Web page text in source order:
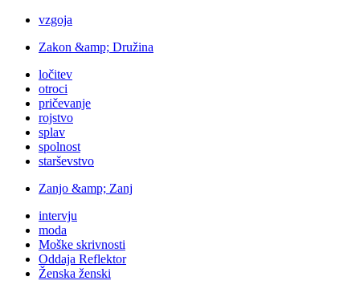
vzgoja
Zakon &amp; Družina
ločitev
otroci
pričevanje
rojstvo
splav
spolnost
starševstvo
Zanjo &amp; Zanj
intervju
moda
Moške skrivnosti
Oddaja Reflektor
Ženska ženski